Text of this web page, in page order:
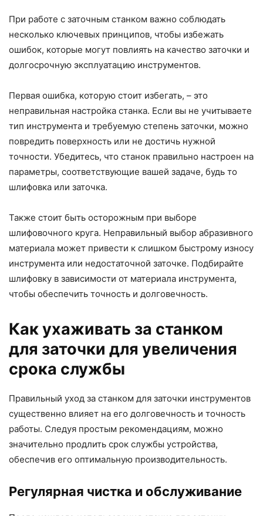
При работе с заточным станком важно соблюдать
несколько ключевых принципов, чтобы избежать
ошибок, которые могут повлиять на качество заточки и
долгосрочную эксплуатацию инструментов.
Первая ошибка, которую стоит избегать, – это
неправильная настройка станка. Если вы не учитываете
тип инструмента и требуемую степень заточки, можно
повредить поверхность или не достичь нужной
точности. Убедитесь, что станок правильно настроен на
параметры, соответствующие вашей задаче, будь то
шлифовка или заточка.
Также стоит быть осторожным при выборе
шлифовочного круга. Неправильный выбор абразивного
материала может привести к слишком быстрому износу
инструмента или недостаточной заточке. Подбирайте
шлифовку в зависимости от материала инструмента,
чтобы обеспечить точность и долговечность.
Как ухаживать за станком
для заточки для увеличения
срока службы
Правильный уход за станком для заточки инструментов
существенно влияет на его долговечность и точность
работы. Следуя простым рекомендациям, можно
значительно продлить срок службы устройства,
обеспечив его оптимальную производительность.
Регулярная чистка и обслуживание